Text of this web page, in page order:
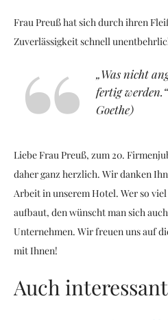
Frau Preuß hat sich durch ihren
Zuverlässigkeit schnell
„Was nicht
fertig
Goethe)
Liebe Frau Preuß, zum 20.
daher ganz herzlich. Wir danken
Arbeit in unserem Hotel. Wer so
aufbaut, den wünscht man sich
Unternehmen. Wir freuen uns auf
mit Ihnen!
Auch